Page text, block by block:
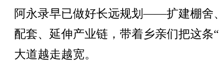
阿永录早已做好长远规划——扩建棚舍
配套、延伸产业链，带着乡亲们把这条
大道越走越宽。